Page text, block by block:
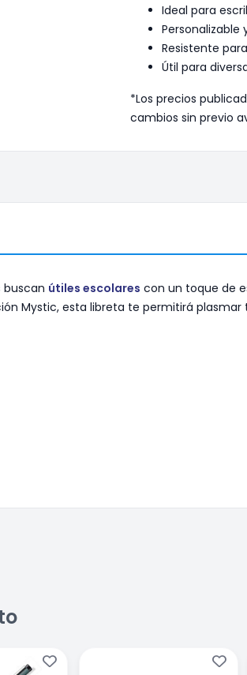
Ideal para
Personalizable
Resistente
Útil para
*Los precios
cambios sin previo
buscan útiles escolares con un toque de
Mystic, esta libreta te permitirá